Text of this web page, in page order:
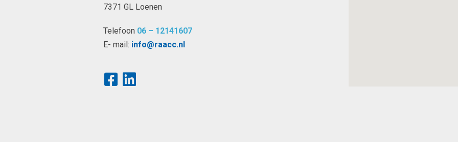
7371 GL Loenen
Telefoon 06 – 12141607
E- mail: info@raacc.nl